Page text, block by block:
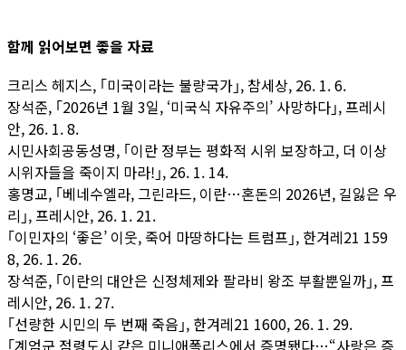
함께 읽어보면 좋을 자료
크리스 헤지스, ｢미국이라는 불량국가｣, 참세상, 26. 1. 6.
장석준, ｢2026년 1월 3일, ‘미국식 자유주의’ 사망하다｣, 프레시
안, 26. 1. 8.
시민사회공동성명, ｢이란 정부는 평화적 시위 보장하고, 더 이상
시위자들을 죽이지 마라!｣, 26. 1. 14.
홍명교, ｢베네수엘라, 그린라드, 이란…혼돈의 2026년, 길잃은 우
리｣, 프레시안, 26. 1. 21.
｢이민자의 ‘좋은’ 이웃, 죽어 마땅하다는 트럼프｣, 한겨레21 159
8, 26. 1. 26.
장석준, ｢이란의 대안은 신정체제와 팔라비 왕조 부활뿐일까｣, 프
레시안, 26. 1. 27.
｢선량한 시민의 두 번째 죽음｣, 한겨레21 1600, 26. 1. 29.
｢계엄군 점령도시 같은 미니애폴리스에서 증명됐다…“사랑은 증